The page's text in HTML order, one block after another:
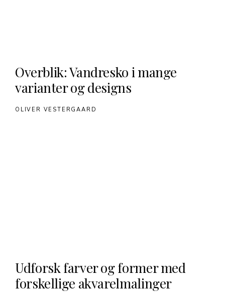
Overblik: Vandresko i mange
varianter og designs
OLIVER VESTERGAARD
Udforsk farver og former med
forskellige akvarelmalinger